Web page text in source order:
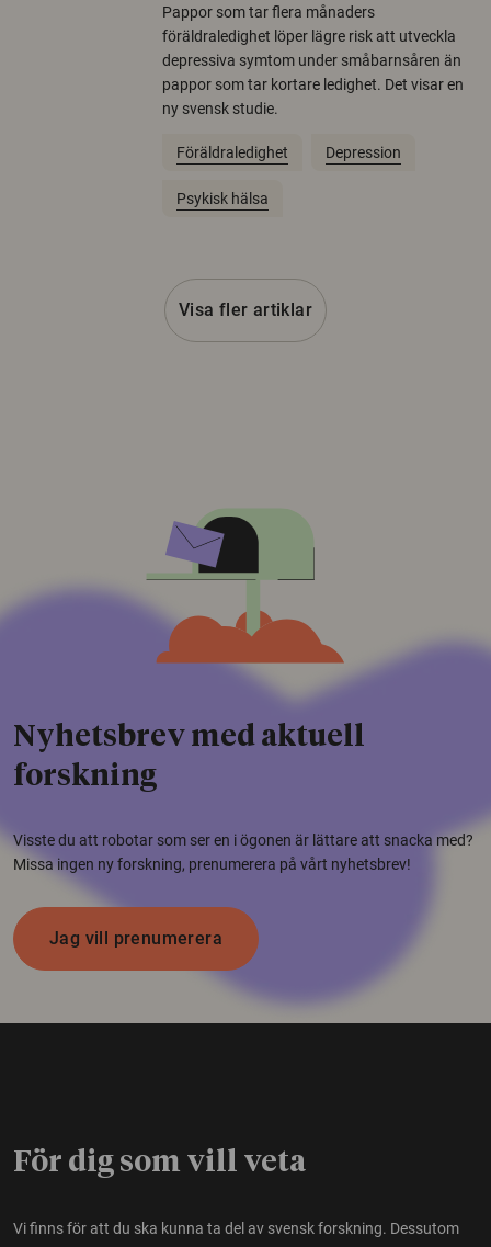
Pappor som tar flera månaders
föräldraledighet löper lägre risk att utveckla
depressiva symtom under småbarnsåren än
pappor som tar kortare ledighet. Det visar en
ny svensk studie.
Föräldraledighet Depression
Psykisk hälsa
Visa fler artiklar
Nyhetsbrev med aktuell
forskning
Visste du att robotar som ser en i ögonen är lättare att snacka med?
Missa ingen ny forskning, prenumerera på vårt nyhetsbrev!
Jag vill prenumerera
För dig som vill veta
Vi finns för att du ska kunna ta del av svensk forskning. Dessutom